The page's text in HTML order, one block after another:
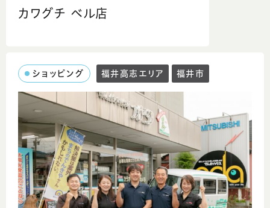
カワグチ ベル店
ショッピング 福井高志エリア 福井市